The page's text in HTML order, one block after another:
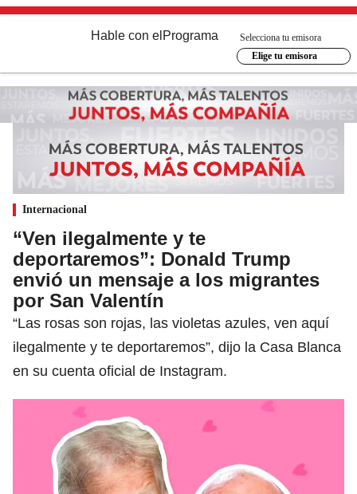
Hable con el Programa
Selecciona tu emisora
Elige tu emisora
Internacional
“Ven ilegalmente y te
deportaremos”: Donald Trump
envió un mensaje a los migrantes
por San Valentín
“Las rosas son rojas, las violetas azules, ven aquí
ilegalmente y te deportaremos”, dijo la Casa Blanca
en su cuenta oficial de Instagram.